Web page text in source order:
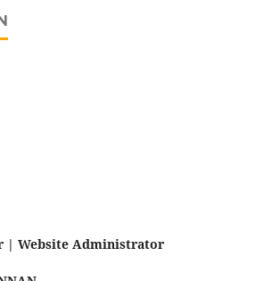
| Website Administrator